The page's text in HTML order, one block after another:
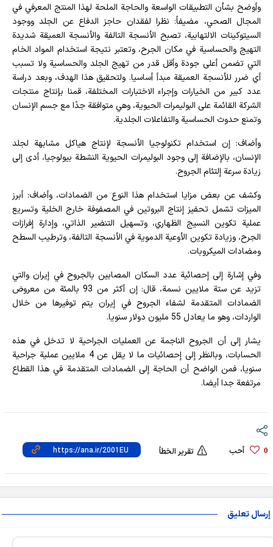
وأوضح بشأن التطبيقات الواسعة والحاجة الملحة لهذا المنتج المعرفي في
المجال الصحي، مضيفاً: نظرا لفقدان حاجز الدفاع عن الجلد ووجود
السيتوكينات الالتهابية، تصبح الأنسجة التالفة والأنسجة العميقة شديدة
التهيج والحساسية في مكان الجرح، وتعتبر نتيجة استخدام المواد الخام
التي تضمن أعلى جودة وأقل قدر من تهيج الجلد والحساسية ولا تسبب
أي ضرر للأنسجة العميقة مبدأ أساسيا. ولتحقيق هذا الهدف، وبعد دراسة
عدد كبير من الخيارات وإجراء الاختبارات المختلفة، قمنا بإنتاج منتجات
الشركة القائمة على البوليمرات الحيوية، وهي متوافقة جدًا مع جسم الإنسان
وتمنع حدوث الحساسية والتفاعلات الجلدية.
وأضاف: إن استخدام تكنولوجيا الأنسجة لإنتاج هياكل مشابهة لجلد
الإنسان، بالإضافة إلى وجود البوليمرات الحيوية النشطة بيولوجيا، أدى إلى
زيادة سرعة إلتئام الجروح.
وكشف عن بعض مزايا استخدام هذا النوع من الضمادات، وأضاف: أبرز
الميزات تشمل تحفيز إنتاج البروتين في المصفوفة خارج الخلية وتسريع
عملية تكوين النسيج الظهاري، وتسهيل التنضير الذاتي، وإدارة إفرازات
الجرح، وزيادة تكوين الأوعية الدموية في الأنسجة التالفة، وترطيب السطح
ومضادات الميكروبات.
وفي إشارة إلى إحصائية عدد السكان المصابين بالجروح في إيران والتي
تزيد عن ستة ملايين نسمة، قال: إن أكثر من 93 بالمئة من معروض
الضمادات المتقدمة لشفاء الجروح في إيران يتم توفيرها من خلال
الواردات، وهو ما يعادل 55 مليون دولار سنويا.
يشار إلى أن الجروح الناجمة عن العمليات الجراحية لا تدخل في هذه
الحسابات، وبالنظر إلى إحصائيات ما لا يقل عن 4 ملايين عملية جراحية
سنويا، فمن الواضح أن الحاجة إلى الضمادات المتقدمة في هذا القطاع
مرتفعة جدا أيضا.
0 أحب تقرير الخطأ
إرسال تعليق